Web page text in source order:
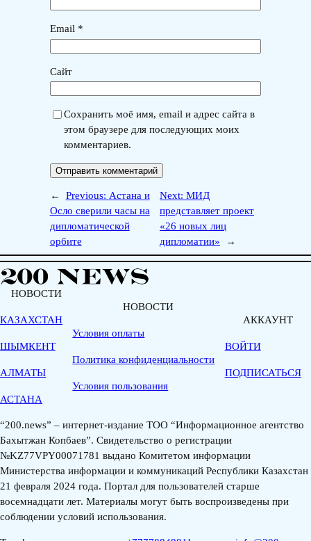
Email *
Сайт
Сохранить моё имя, email и адрес сайта в
этом браузере для последующих моих
комментариев.
← Previous: Астана и
Осло сверили часы на
дипломатической
орбите
Next:МИД
представляет проект
«26 новых лиц
дипломатии»
→
НОВОСТИ
КАЗАХСТАН
ШЫМКЕНТ
АЛМАТЫ
АСТАНА
НОВОСТИ
Условия оплаты
Политика конфиденциальности
Условия пользования
АККАУНТ
ВОЙТИ
ПОДПИСАТЬСЯ
“200.news” – интернет-издание ТОО “Информационное агентство
Бахытжан Копбаев”. Свидетельство о регистрации
№KZ77VPY00071781 выдано Комитетом информации
Министерства информации и коммуникаций Республики Казахстан
21 февраля 2024 года. Портал для пользователей старше
восемнадцати лет. Материалы могут быть воспроизведены при
соблюдении условий использования.